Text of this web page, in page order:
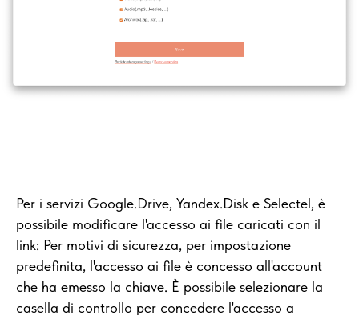
Per i servizi Google.Drive, Yandex.Disk e Selectel, è
possibile modificare l'accesso ai file caricati con il
link: Per motivi di sicurezza, per impostazione
predefinita, l'accesso ai file è concesso all'account
che ha emesso la chiave. È possibile selezionare la
casella di controllo per concedere l'accesso a